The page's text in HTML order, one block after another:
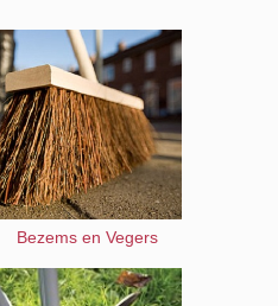
Bezems en Vegers